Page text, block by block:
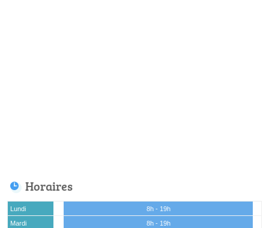
Horaires
Lundi
8h - 19h
Mardi
8h - 19h